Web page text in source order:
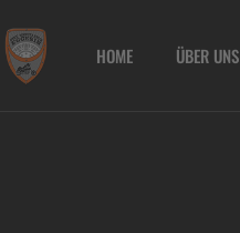
HOME ÜBER UNS